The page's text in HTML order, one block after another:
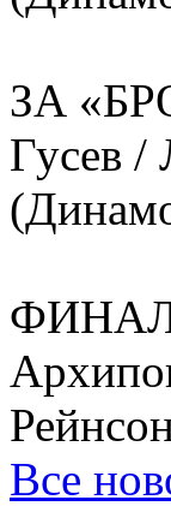
ЗА
Гусев /
Все